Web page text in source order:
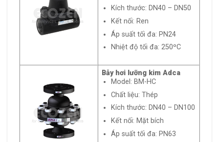
Kích thước: DN40 – DN50
Kết nối: Ren
Áp suất tối đa: PN24
Nhiệt độ tối đa: 250ºC
Bẫy hơi lưỡng kim Adca
Model: BM-HC
Chất liệu: Thép
Kích thước: DN40 – DN100
Kết nối: Mặt bích
Áp suất tối đa: PN63